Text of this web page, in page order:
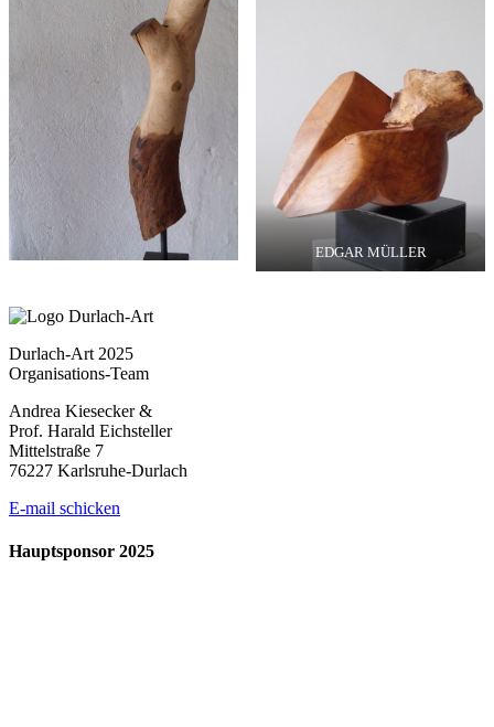
EDGAR MÜLLER
Durlach-Art 2025
Organisations-Team
Andrea Kiesecker &
Prof. Harald Eichsteller
Mittelstraße 7
76227 Karlsruhe-Durlach
E-mail schicken
Hauptsponsor 2025